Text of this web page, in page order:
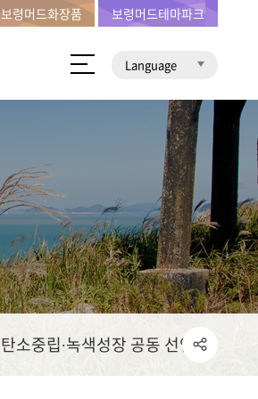
Language
보령머드화장품 보령머드테마파크
탄소중립∙녹색성장 공동 선언문